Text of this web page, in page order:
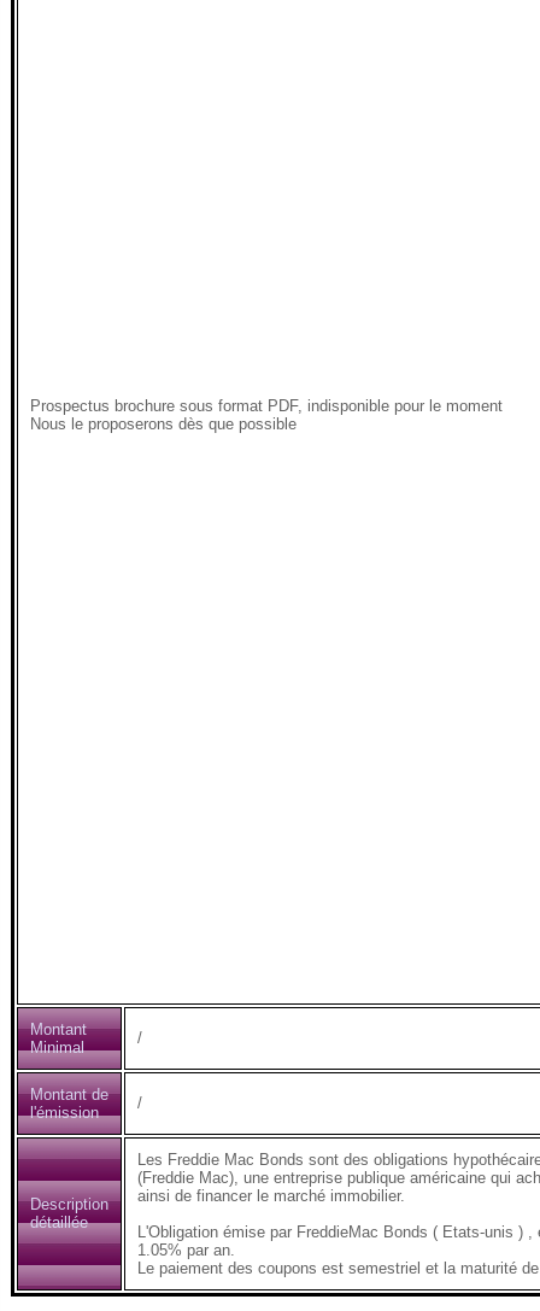
Prospectus brochure sous format PDF, indisponible pour le moment
Nous le proposerons dès que possible
Montant
Minimal
/
Montant de
l'émission
/
Description
détaillée
Les Freddie Mac Bonds sont des obligations
(Freddie Mac), une entreprise publique américaine qui
ainsi de financer le marché immobilier.
L'Obligation émise par FreddieMac Bonds ( Etats-unis )
1.05% par an.
Le paiement des coupons est semestriel et la maturité